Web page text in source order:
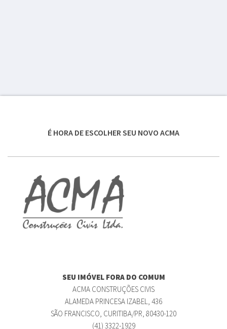
É HORA DE ESCOLHER SEU NOVO ACMA
SEU IMÓVEL FORA DO COMUM
ACMA CONSTRUÇÕES CIVIS
ALAMEDA PRINCESA IZABEL, 436
SÃO FRANCISCO, CURITIBA/PR, 80430-120
(41) 3322-1929